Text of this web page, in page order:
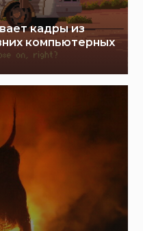
кадры из
компьютерных